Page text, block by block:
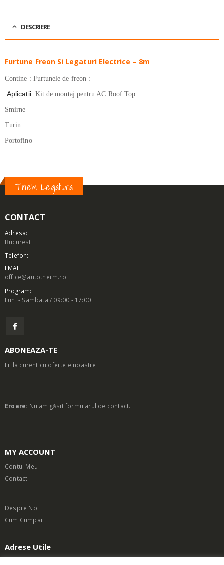
DESCRIERE
Furtune Freon Si Legaturi Electrice – 8m
Contine : Furtunele de freon :
Aplicatii: Kit de montaj pentru AC Roof Top :
Smirne
Turin
Portofino
Tinem Legatura
CONTACT
Adresa:
Bucuresti
Telefon:
EMAIL:
office@autotherm.ro
Program:
Luni - Sambata / 09:00 - 17:00
ABONEAZA-TE
Fii la curent cu ofertele noastre
Eroare: Nu am găsit formularul de contact.
MY ACCOUNT
Contul Meu
Contact
Despre Noi
Cum Cumpar
Adrese Utile